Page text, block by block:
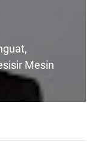
Mesin